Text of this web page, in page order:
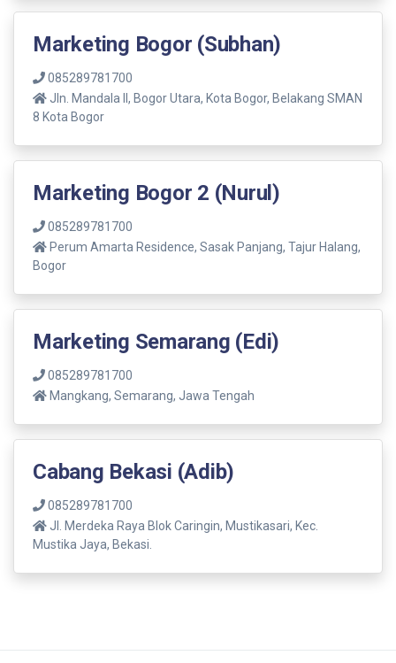
Marketing Bogor (Subhan)
085289781700
Jln. Mandala ll, Bogor Utara, Kota Bogor, Belakang SMAN
8 Kota Bogor
Marketing Bogor 2 (Nurul)
085289781700
Perum Amarta Residence, Sasak Panjang, Tajur Halang,
Bogor
Marketing Semarang (Edi)
085289781700
Mangkang, Semarang, Jawa Tengah
Cabang Bekasi (Adib)
085289781700
Jl. Merdeka Raya Blok Caringin, Mustikasari, Kec.
Mustika Jaya, Bekasi.